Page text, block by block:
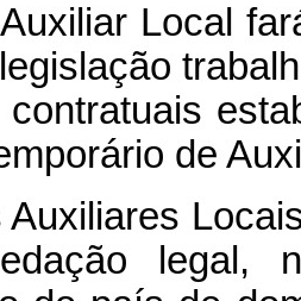
Local
de
legal,